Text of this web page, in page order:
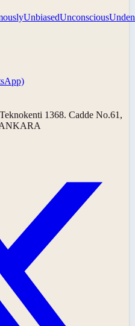
UnbiasedUnconscious
1368. Cadde No.61,